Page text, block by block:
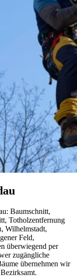
Baumschnitt,
Totholzentfernung
Wilhelmstadt,
Feld,
überwiegend per
zugängliche
übernehmen wir